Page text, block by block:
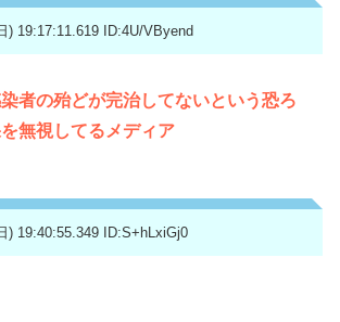
) 19:17:11.619 ID:4U/VByend
者の殆どが完治してないという恐ろ
無視してるメディア
) 19:40:55.349 ID:S+hLxiGj0